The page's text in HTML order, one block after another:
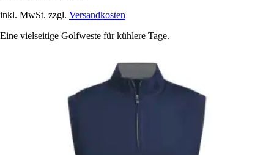
inkl. MwSt. zzgl. Versandkosten
Eine vielseitige Golfweste für kühlere Tage.